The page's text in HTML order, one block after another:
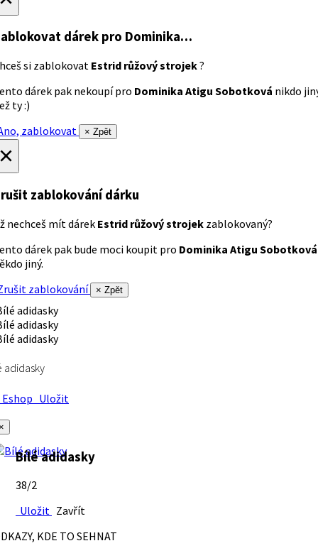
dárek pro Dominika…
si zablokovat Estrid růžový strojek?
dárek pak nekoupí pro Dominika Atigu Sobotková nikdo
ty :)
zablokovat
× Zpět
zablokování dárku
nechceš mít dárek Estrid růžový strojek zablokovaný?
dárek pak bude moci koupit pro Dominika Atigu Sobotková
jiný.
zablokování
× Zpět
adidasky
Uložit
Bílé adidasky
38/2
Uložit Zavřít
KDE TO SEHNAT